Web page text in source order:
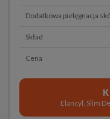
Dodatkowa pielęgnacja
Skład
Cena
Elancyl, Slim